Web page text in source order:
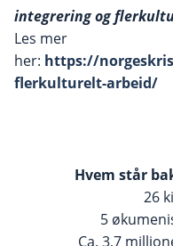
integrering og
Les mer
her: https://
flerkulturelt-arbeid/
Hvem står
26
5
Ca. 3,7